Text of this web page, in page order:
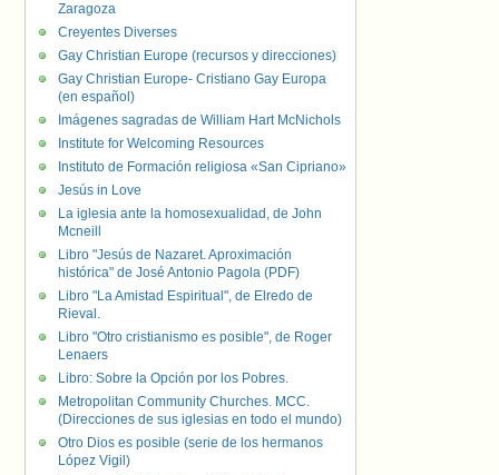
Zaragoza
Creyentes Diverses
Gay Christian Europe (recursos y direcciones)
Gay Christian Europe- Cristiano Gay Europa
(en español)
Imágenes sagradas de William Hart McNichols
Institute for Welcoming Resources
Instituto de Formación religiosa «San Cipriano»
Jesús in Love
La iglesia ante la homosexualidad, de John
Mcneill
Libro "Jesús de Nazaret. Aproximación
histórica" de José Antonio Pagola (PDF)
Libro "La Amistad Espiritual", de Elredo de
Rieval.
Libro "Otro cristianismo es posible", de Roger
Lenaers
Libro: Sobre la Opción por los Pobres.
Metropolitan Community Churches. MCC.
(Direcciones de sus iglesias en todo el mundo)
Otro Dios es posible (serie de los hermanos
López Vigil)